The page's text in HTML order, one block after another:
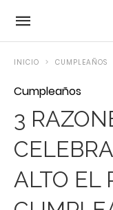
INICIO CUMPLEAÑOS
Cumpleaños
3
ALTO EL